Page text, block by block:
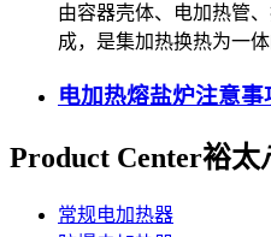
由容器壳体、电加热管
成，是集加热换热为一体
电加热熔盐炉注意事
Product Center裕太
常规电加热器